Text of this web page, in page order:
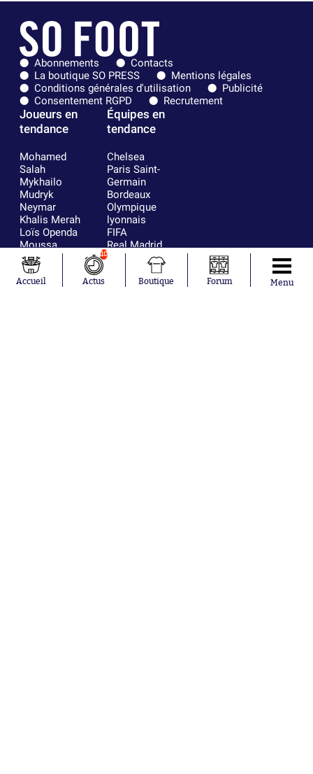
Abonnements
Contacts
La boutique SO PRESS
Mentions légales
Conditions générales d'utilisation
Publicité
Consentement RGPD
Recrutement
Joueurs en
tendance
Mohamed
Salah
Mykhailo
Mudryk
Neymar
Khalis Merah
Loïs Openda
Moussa
Niakhaté
Nicolás
Tagliafico
Équipes en
tendance
Chelsea
Paris Saint-
Germain
Bordeaux
Olympique
lyonnais
FIFA
Real Madrid
RC Strasbourg
Accueil
10
Actus Boutique Forum Menu